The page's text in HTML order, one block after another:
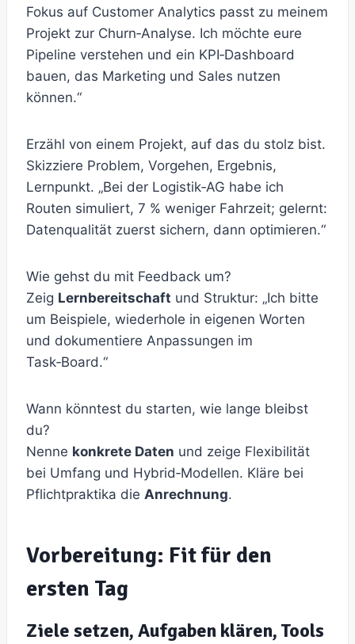
Fokus auf Customer Analytics passt zu meinem
Projekt zur Churn‑Analyse. Ich möchte eure
Pipeline verstehen und ein KPI‑Dashboard
bauen, das Marketing und Sales nutzen
können.“
Erzähl von einem Projekt, auf das du stolz bist.
Skizziere Problem, Vorgehen, Ergebnis,
Lernpunkt. „Bei der Logistik‑AG habe ich
Routen simuliert, 7 % weniger Fahrzeit; gelernt:
Datenqualität zuerst sichern, dann optimieren.“
Wie gehst du mit Feedback um?
Zeig Lernbereitschaft und Struktur: „Ich bitte
um Beispiele, wiederhole in eigenen Worten
und dokumentiere Anpassungen im
Task‑Board.“
Wann könntest du starten, wie lange bleibst
du?
Nenne konkrete Daten und zeige Flexibilität
bei Umfang und Hybrid‑Modellen. Kläre bei
Pflichtpraktika die Anrechnung.
Vorbereitung: Fit für den
ersten Tag
Ziele setzen, Aufgaben klären, Tools